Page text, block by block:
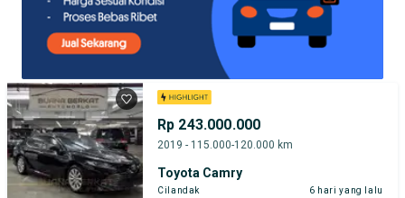
Rp 243.000.000
2019 - 115.000-120.000 km
Toyota Camry
Cilandak 6 hari yang lalu